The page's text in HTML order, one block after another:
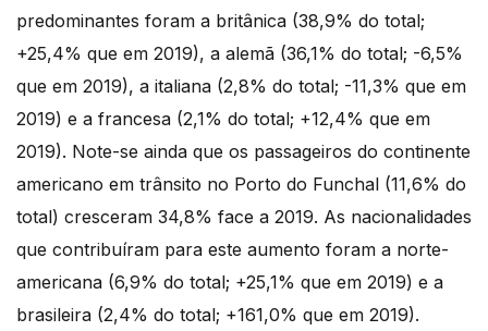
predominantes foram a britânica (38,9% do total;
+25,4% que em 2019), a alemã (36,1% do total; -6,5%
que em 2019), a italiana (2,8% do total; -11,3% que em
2019) e a francesa (2,1% do total; +12,4% que em
2019). Note-se ainda que os passageiros do continente
americano em trânsito no Porto do Funchal (11,6% do
total) cresceram 34,8% face a 2019. As nacionalidades
que contribuíram para este aumento foram a norte-
americana (6,9% do total; +25,1% que em 2019) e a
brasileira (2,4% do total; +161,0% que em 2019).